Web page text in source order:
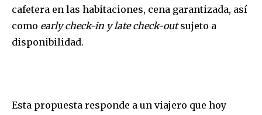
cafetera en las habitaciones, cena garantizada, así
como early check-in y late check-outsujeto a
disponibilidad.
Esta propuesta responde a un viajero que hoy